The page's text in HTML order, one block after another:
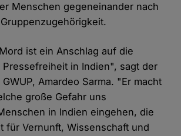
Menschen gegeneinander nach
ist ein Anschlag auf die
Pressefreiheit in Indien", sagt der
Amardeo Sarma. "Er macht
große Gefahr uns
in Indien eingehen, die
für Vernunft, Wissenschaft und